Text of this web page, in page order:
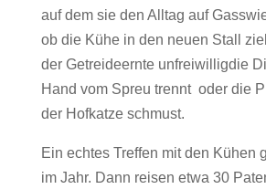
auf dem sie den Alltag auf
ob die Kühe in den neuen Stall
der Getreideernte unfreiwilligdie
Hand vom Spreu trennt oder die
der Hofkatze schmust.
Ein echtes Treffen mit den Kühen
im Jahr. Dann reisen etwa 30